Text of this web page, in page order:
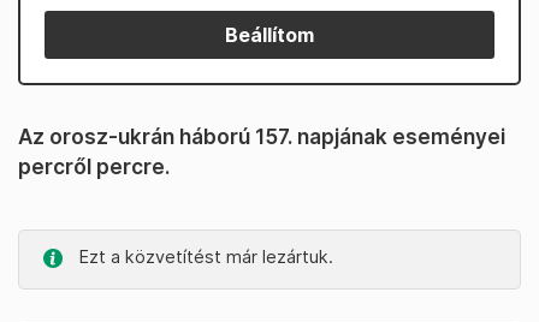
Beállítom
Az orosz-ukrán háború 157. napjának eseményei
percről percre.
Ezt a közvetítést már lezártuk.